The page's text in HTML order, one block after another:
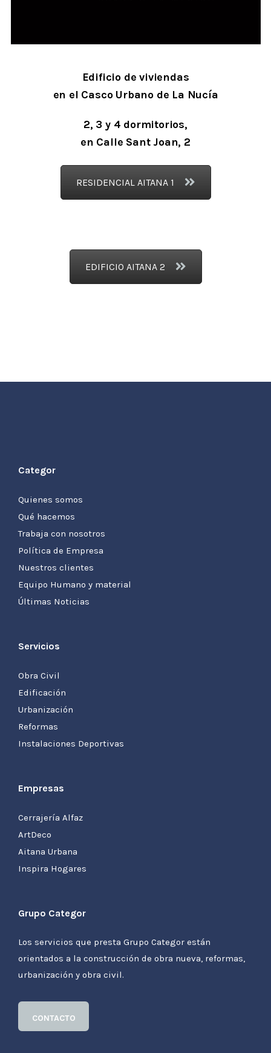
Edificio de viviendas
en el Casco Urbano de La Nucía
2, 3 y 4 dormitorios,
en Calle Sant Joan, 2
RESIDENCIAL AITANA 1
EDIFICIO AITANA 2
Categor
Quienes somos
Qué hacemos
Trabaja con nosotros
Política de Empresa
Nuestros clientes
Equipo Humano y material
Últimas Noticias
Servicios
Obra Civil
Edificación
Urbanización
Reformas
Instalaciones Deportivas
Empresas
Cerrajería Alfaz
ArtDeco
Aitana Urbana
Inspira Hogares
Grupo Categor
Los servicios que presta Grupo Categor están
orientados a la construcción de obra nueva, reformas,
urbanización y obra civil.
CONTACTO